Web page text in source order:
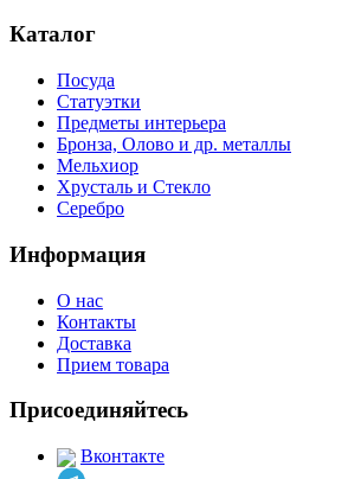
Каталог
Посуда
Статуэтки
Предметы интерьера
Бронза, Олово и др. металлы
Мельхиор
Хрусталь и Стекло
Серебро
Информация
О нас
Контакты
Доставка
Прием товара
Присоединяйтесь
Вконтакте